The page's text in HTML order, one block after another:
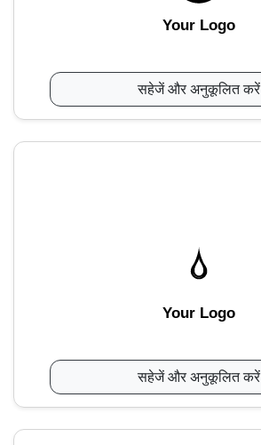
Your Logo
सहेजें और अनुकूलित करें
Your Logo
सहेजें और अनुकूलित करें